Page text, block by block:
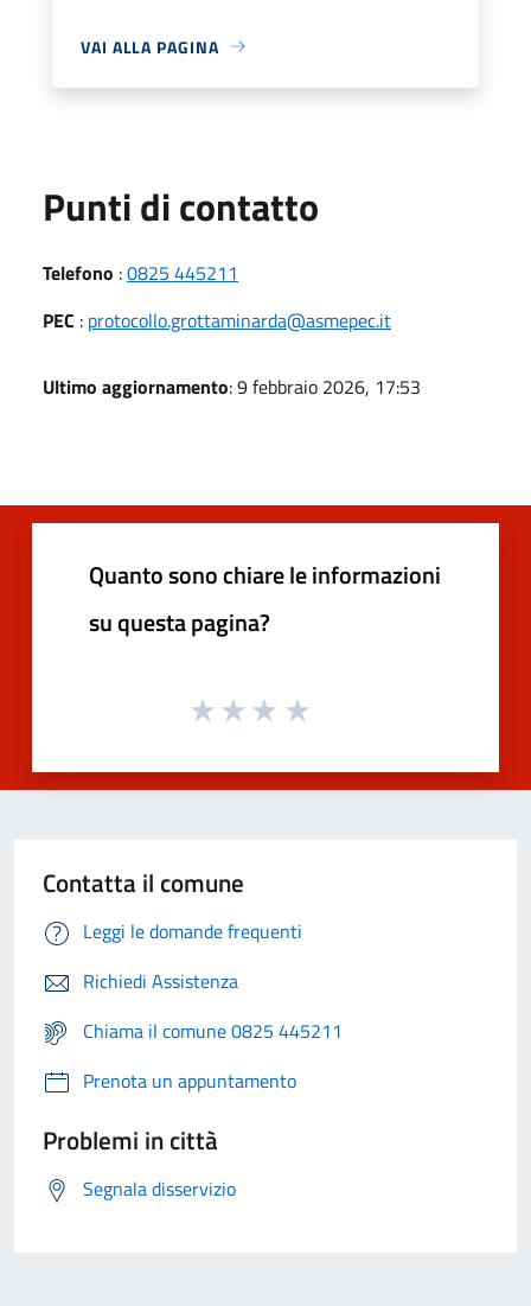
VAI ALLA PAGINA
Punti di contatto
Telefono :0825 445211
PEC : protocollo.grottaminarda@asmepec.it
Ultimo aggiornamento: 9 febbraio 2026, 17:53
Quanto sono chiare le informazioni
su questa pagina?
Contatta il comune
Leggi le domande frequenti
Richiedi Assistenza
Chiama il comune 0825 445211
Prenota un appuntamento
Problemi in città
Segnala disservizio